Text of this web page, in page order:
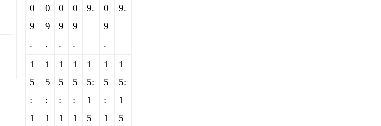
0
9
.
0
9
.
0
9
.
0
9
.
9.
0
9
.
9.
1
5
:
1
1
5
:
1
1
5
:
1
1
5
:
1
1
5:
1
5
1
5
:
1
1
5:
1
5